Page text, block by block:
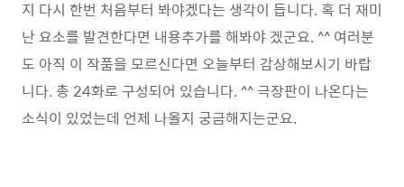
지 다시 한번 처음부터 봐야겠다는 생각이 듭니다. 혹 더 재미
난 요소를 발견한다면 내용추가를 해봐야 겠군요. ^^ 여러분
도 아직 이 작품을 모르신다면 오늘부터 감상해보시기 바랍
니다. 총 24화로 구성되어 있습니다. ^^ 극장판이 나온다는
소식이 있었는데 언제 나올지 궁금해지는군요.